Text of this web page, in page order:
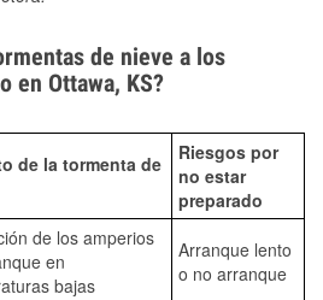
de nieve a los
en Ottawa, KS?
de la tormenta de
Riesgos por
no estar
preparado
de los amperios
en
bajas
Arranque lento
o no arranque